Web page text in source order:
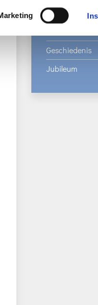
Secretariaat
Geschiedenis
Jubileum